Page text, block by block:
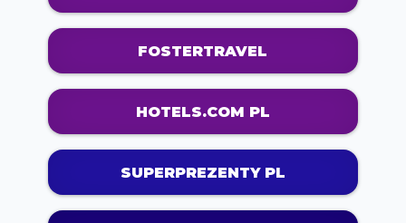
FOSTERTRAVEL
HOTELS.COM PL
SUPERPREZENTY PL